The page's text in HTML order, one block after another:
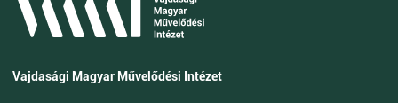
Vajdasági Magyar Művelődési Intézet